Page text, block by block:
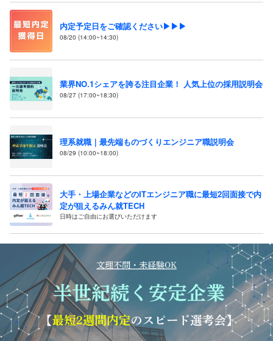
内定予定日をご確認ください▶▶▶
08/20 (14:00~14:30)
業界NO.1シェアを誇る注目企業！ 人気上位の採用説明会
08/27 (17:00~18:30)
理系就職｜最先端ものづくりエンジニア職説明会
08/29 (10:00~18:00)
大手・上場企業などのITエンジニア職に最短2回面接で内
定が狙えるみん就TECH
日時はご自由にお選びいただけます